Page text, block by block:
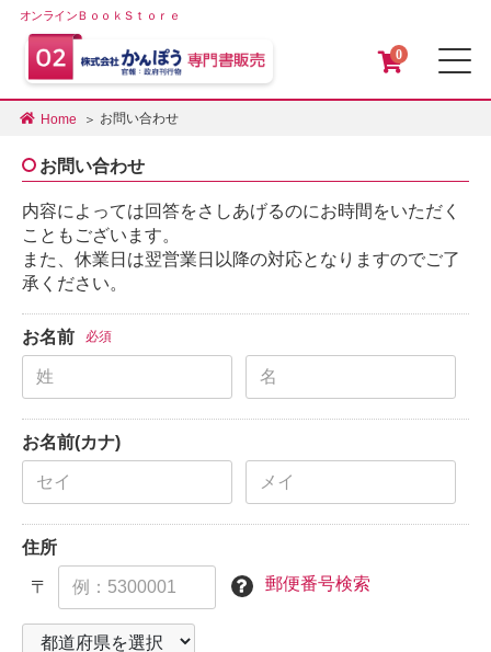
オンラインＢｏｏｋＳｔｏｒｅ
0
Home お問い合わせ
お問い合わせ
内容によっては回答をさしあげるのにお時間をいただく
こともございます。
また、休業日は翌営業日以降の対応となりますのでご了
承ください。
お名前 必須
お名前(カナ)
住所
〒 郵便番号検索